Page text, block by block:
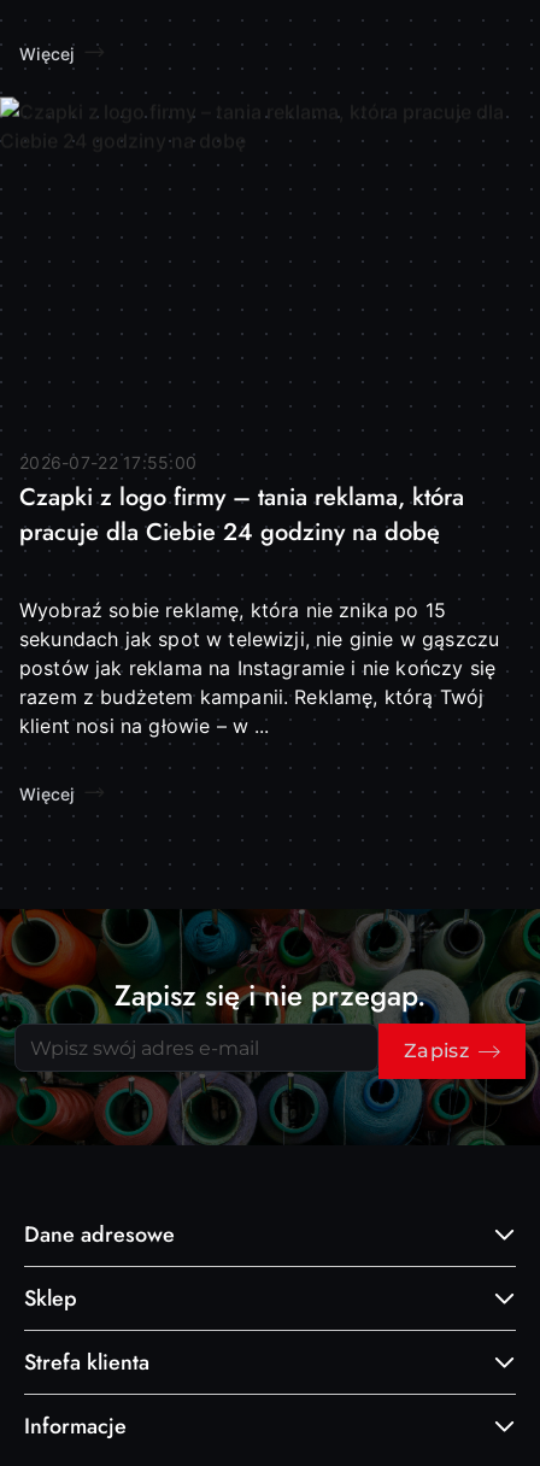
Co...
Więcej
2026-07-22 17:55:00
Czapki z logo firmy – tania reklama, która
pracuje dla Ciebie 24 godziny na dobę
Wyobraź sobie reklamę, która nie znika po 15
sekundach jak spot w telewizji, nie ginie w gąszczu
postów jak reklama na Instagramie i nie kończy się
razem z budżetem kampanii. Reklamę, którą Twój
klient nosi na głowie – w ...
Więcej
Zapisz się i nie przegap.
Zapisz
Dane adresowe
Sklep
Strefa klienta
Informacje